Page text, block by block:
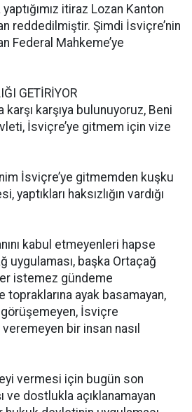
itiraz Lozan Kanton
reddedilmiştir. Şimdi İsviçre’nin
Federal Mahkeme’ye
GETİRİYOR
karşıya bulunuyoruz, Beni
İsviçre’ye gitmem için vize
İsviçre’ye gitmemden kuşku
yaptıkları haksızlığın vardığı
kabul etmeyenleri hapse
uygulaması, başka Ortaçağ
istemez gündeme
ayak basamayan,
görüşemeyen, İsviçre
bir insan nasıl
vermesi için bugün son
ve dostlukla açıklanamayan